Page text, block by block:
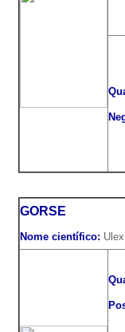
GORSE
Nome científico: